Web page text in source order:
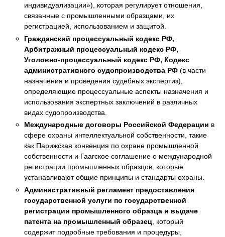
индивидуализации»), которая регулирует отношения,
связанные с промышленными образцами, их
регистрацией, использованием и защитой.
Гражданский процессуальный кодекс РФ,
Арбитражный процессуальный кодекс РФ,
Уголовно-процессуальный кодекс РФ, Кодекс
административного судопроизводства РФ (в части
назначения и проведения судебных экспертиз),
определяющие процессуальные аспекты назначения и
использования экспертных заключений в различных
видах судопроизводства.
Международные договоры Российской Федерации в
сфере охраны интеллектуальной собственности, такие
как Парижская конвенция по охране промышленной
собственности и Гаагское соглашение о международной
регистрации промышленных образцов, которые
устанавливают общие принципы и стандарты охраны.
Административный регламент предоставления
государственной услуги по государственной
регистрации промышленного образца и выдаче
патента на промышленный образец, который
содержит подробные требования и процедуры,